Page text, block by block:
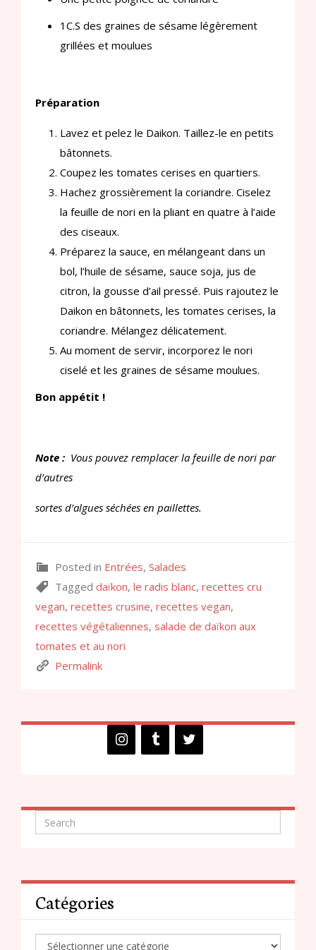
1C.S des graines de sésame légèrement
grillées et moulues
Préparation
Lavez et pelez le Daikon. Taillez-le en petits
bâtonnets.
Coupez les tomates cerises en quartiers.
Hachez grossièrement la coriandre. Ciselez
la feuille de nori en la pliant en quatre à l’aide
des ciseaux.
Préparez la sauce, en mélangeant dans un
bol, l’huile de sésame, sauce soja, jus de
citron, la gousse d’ail pressé. Puis rajoutez le
Daikon en bâtonnets, les tomates cerises, la
coriandre. Mélangez délicatement.
Au moment de servir, incorporez le nori
ciselé et les graines de sésame moulues.
Bon appétit !
Note : Vous pouvez remplacer la feuille de nori par
d’autres
sortes d’algues séchées en paillettes.
Posted in Entrées, Salades
Tagged daïkon, le radis blanc, recettes cru
vegan, recettes crusine, recettes vegan,
recettes végétaliennes, salade de daïkon aux
tomates et au nori
Permalink
Catégories